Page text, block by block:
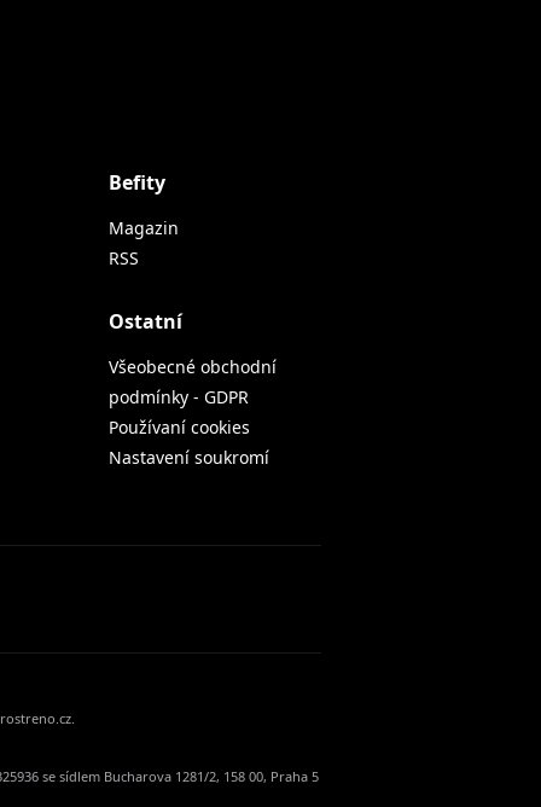
Befity
Magazin
RSS
Ostatní
Všeobecné obchodní
podmínky - GDPR
Používaní cookies
Nastavení soukromí
se sídlem Bucharova 1281/2, 158 00, Praha 5